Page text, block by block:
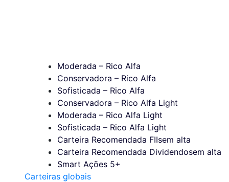
Moderada – Rico Alfa
Conservadora – Rico Alfa
Sofisticada – Rico Alfa
Conservadora – Rico Alfa Light
Moderada – Rico Alfa Light
Sofisticada – Rico Alfa Light
Carteira Recomendada FIIsem alta
Carteira Recomendada Dividendosem alta
Smart Ações 5+
Carteiras globais